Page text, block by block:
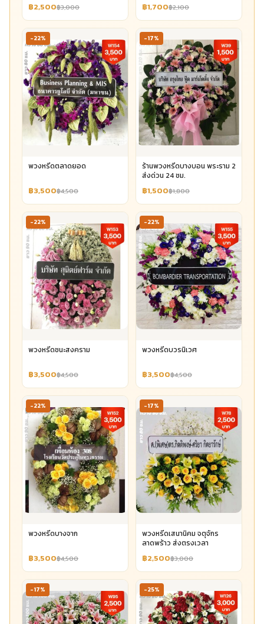
฿2,500฿3,000 ฿1,700฿2,100
-22%
พวงหรีดตลาดยอด
฿3,500฿4,500
-17%
ร้านพวงหรีดบางบอน พระราม 2
ส่งด่วน 24 ชม.
฿1,500฿1,800
-22%
พวงหรีดชนะสงคราม
฿3,500฿4,500
-22%
พวงหรีดบวรนิเวศ
฿3,500฿4,500
-22%
พวงหรีดบางจาก
฿3,500฿4,500
-17%
พวงหรีดเสนานิคม จตุจักร
ลาดพร้าว ส่งตรงเวลา
฿2,500฿3,000
-17% -25%